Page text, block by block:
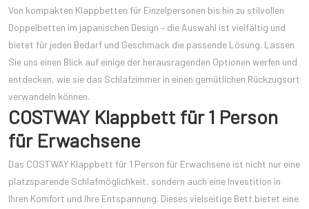
Von kompakten Klappbetten für Einzelpersonen bis hin zu stilvollen
Doppelbetten im japanischen Design – die Auswahl ist vielfältig und
bietet für jeden Bedarf und Geschmack die passende Lösung. Lassen
Sie uns einen Blick auf einige der herausragenden Optionen werfen und
entdecken, wie sie das Schlafzimmer in einen gemütlichen Rückzugsort
verwandeln können.
COSTWAY Klappbett für 1 Person
für Erwachsene
Das COSTWAY Klappbett für 1 Person für Erwachsene ist nicht nur eine
platzsparende Schlafmöglichkeit, sondern auch eine Investition in
Ihren Komfort und Ihre Entspannung. Dieses vielseitige Bett bietet eine